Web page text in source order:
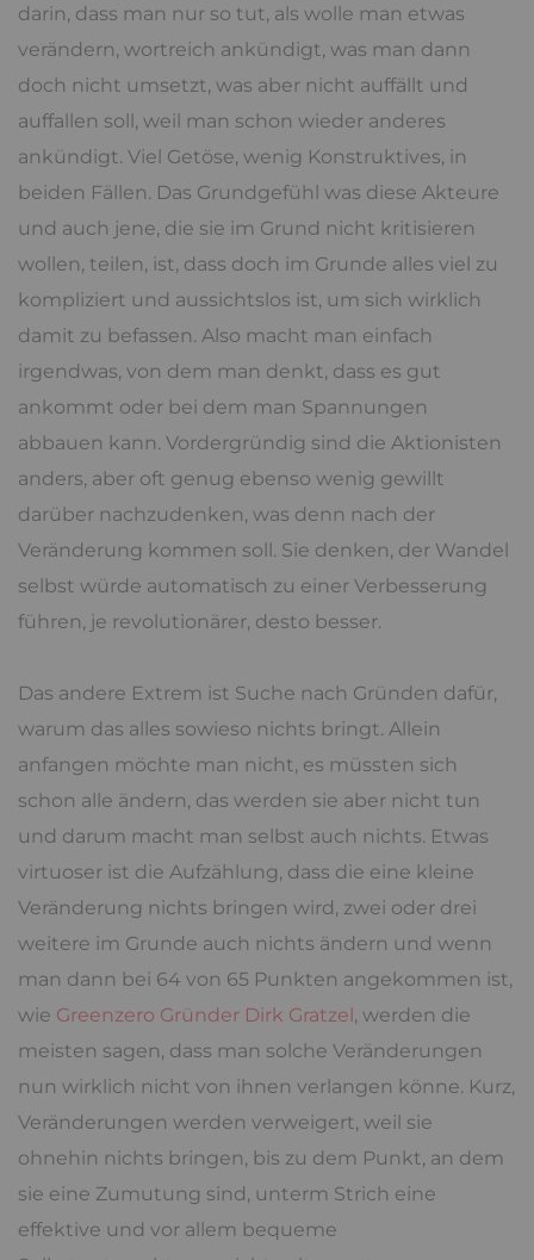
darin, dass man nur so tut, als wolle man etwas
verändern, wortreich ankündigt, was man dann
doch nicht umsetzt, was aber nicht auffällt und
auffallen soll, weil man schon wieder anderes
ankündigt. Viel Getöse, wenig Konstruktives, in
beiden Fällen. Das Grundgefühl was diese Akteure
und auch jene, die sie im Grund nicht kritisieren
wollen, teilen, ist, dass doch im Grunde alles viel zu
kompliziert und aussichtslos ist, um sich wirklich
damit zu befassen. Also macht man einfach
irgendwas, von dem man denkt, dass es gut
ankommt oder bei dem man Spannungen
abbauen kann. Vordergründig sind die Aktionisten
anders, aber oft genug ebenso wenig gewillt
darüber nachzudenken, was denn nach der
Veränderung kommen soll. Sie denken, der Wandel
selbst würde automatisch zu einer Verbesserung
führen, je revolutionärer, desto besser.
Das andere Extrem ist Suche nach Gründen dafür,
warum das alles sowieso nichts bringt. Allein
anfangen möchte man nicht, es müssten sich
schon alle ändern, das werden sie aber nicht tun
und darum macht man selbst auch nichts. Etwas
virtuoser ist die Aufzählung, dass die eine kleine
Veränderung nichts bringen wird, zwei oder drei
weitere im Grunde auch nichts ändern und wenn
man dann bei 64 von 65 Punkten angekommen ist,
wie Greenzero Gründer Dirk Gratzel, werden die
meisten sagen, dass man solche Veränderungen
nun wirklich nicht von ihnen verlangen könne. Kurz,
Veränderungen werden verweigert, weil sie
ohnehin nichts bringen, bis zu dem Punkt, an dem
sie eine Zumutung sind, unterm Strich eine
effektive und vor allem bequeme